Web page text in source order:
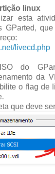
linux
esta
GParted,
livecd.php
do
da
o flag de
que deve